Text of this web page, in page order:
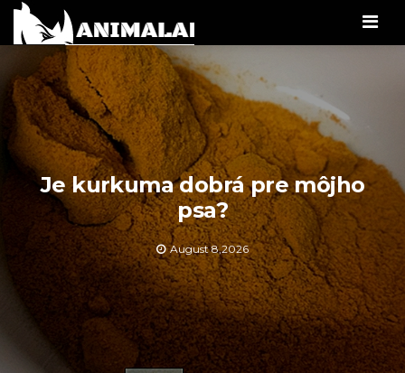
Je kurkuma dobrá pre môjho
psa?
August 8,2026